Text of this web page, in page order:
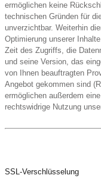
ermöglichen keine
technischen Gründen für
unverzichtbar. Weiterhin
Optimierung unserer
Zeit des Zugriffs, die
und seine Version, das
von Ihnen beauftragten
Angebot gekommen sind
ermöglichen außerdem
rechtswidrige Nutzung
SSL-Verschlüsselung